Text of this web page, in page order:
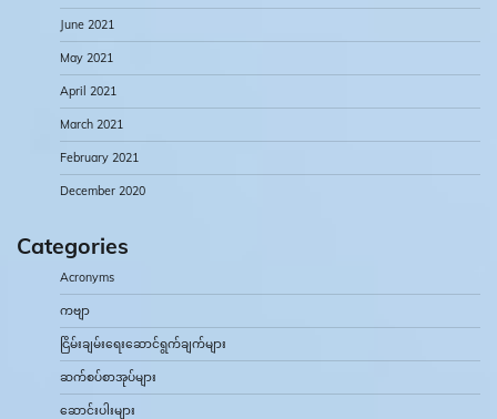
June 2021
May 2021
April 2021
March 2021
February 2021
December 2020
Categories
Acronyms
ကဗျာ
ငြိမ်းချမ်းရေးဆောင်ရွက်ချက်များ
ဆက်စပ်စာအုပ်များ
ဆောင်းပါးများ